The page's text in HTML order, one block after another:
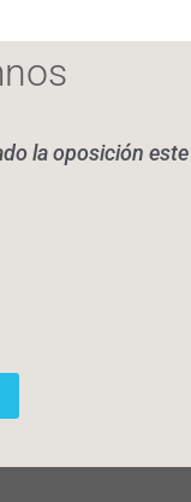
la oposición